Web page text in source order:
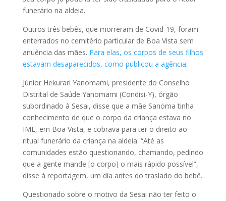
funerário na aldeia.
Outros três bebês, que morreram de Covid-19, foram
enterrados no cemitério particular de Boa Vista sem
anuência das mães. Para elas, os corpos de seus filhos
estavam desaparecidos, como publicou a agência.
Júnior Hekurari Yanomami, presidente do Conselho
Distrital de Saúde Yanomami (Condisi-Y), órgão
subordinado à Sesai, disse que a mãe Sanöma tinha
conhecimento de que o corpo da criança estava no
IML, em Boa Vista, e cobrava para ter o direito ao
ritual funerário da criança na aldeia. “Até as
comunidades estão questionando, chamando, pedindo
que a gente mande [o corpo] o mais rápido possível”,
disse à reportagem, um dia antes do traslado do bebê.
Questionado sobre o motivo da Sesai não ter feito o